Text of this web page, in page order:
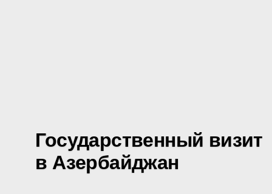
Государственный визит
в Азербайджан